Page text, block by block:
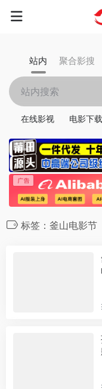
站内 聚合影搜
在线影视 电影下载
标签：釜山电影节